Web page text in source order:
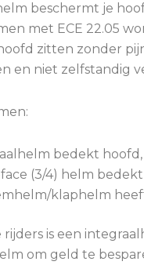
beschermt je
met ECE 22.05
zitten zonder
en niet zelfstandig
bedekt
(3/4) helm
klaphelm
rijders is een
om geld te